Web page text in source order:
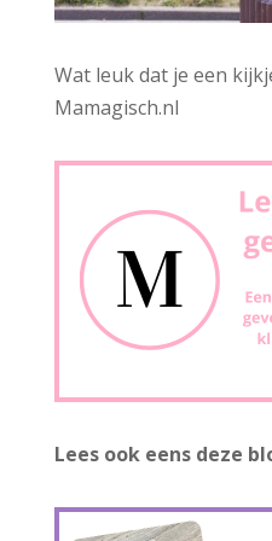
Wat leuk dat je een
Mamagisch.nl
Lees ook eens deze